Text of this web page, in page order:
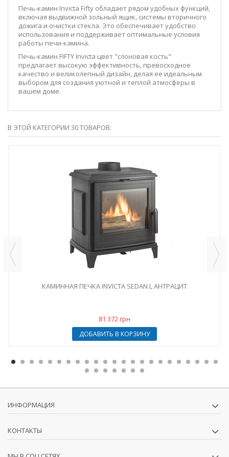
Печь-камин Invicta Fifty обладает рядом удобных функций,
включая выдвижной зольный ящик, системы вторичного
дожига и очистки стекла. Это обеспечивает удобство
использования и поддерживает оптимальные условия
работы печи-камина.
Печь-камин FIFTY Invicta цвет "слоновая кость"
предлагает высокую эффективность, превосходное
качество и великолепный дизайн, делая ее идеальным
выбором для создания уютной и теплой атмосферы в
вашем доме.
В ЭТОЙ КАТЕГОРИИ 30 ТОВАРОВ:
КАМИННАЯ ПЕЧКА INVICTA SEDAN L АНТРАЦИТ
81 372 грн
ДОБАВИТЬ В КОРЗИНУ
ИНФОРМАЦИЯ
КОНТАКТЫ